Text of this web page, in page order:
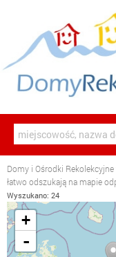
Domy i Ośrodki
łatwo odszukają na mapie
Wyszukano: 24
+
-